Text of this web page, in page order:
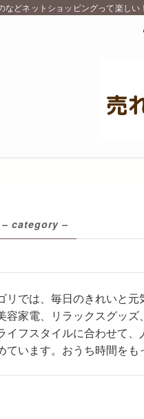
どネットショッピングって楽しい
– category –
リでは、毎日のきれいと
容家電、リラックスグッ
イフスタイルに合わせて
ています。おうち時間をも